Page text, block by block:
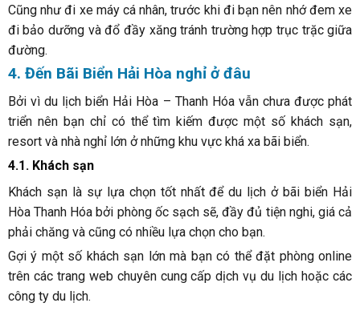
Cũng như đi xe máy cá nhân, trước khi đi bạn nên nhớ đem xe
đi bảo dưỡng và đổ đầy xăng tránh trường hợp trục trặc giữa
đường.
4. Đến Bãi Biển Hải Hòa nghỉ ở đâu
Bởi vì du lịch biển Hải Hòa – Thanh Hóa vẫn chưa được phát
triển nên bạn chỉ có thể tìm kiếm được một số khách sạn,
resort và nhà nghỉ lớn ở những khu vực khá xa bãi biển.
4.1. Khách sạn
Khách sạn là sự lựa chọn tốt nhất để du lịch ở bãi biển Hải
Hòa Thanh Hóa bởi phòng ốc sạch sẽ, đầy đủ tiện nghi, giá cả
phải chăng và cũng có nhiều lựa chọn cho bạn.
Gợi ý một số khách sạn lớn mà bạn có thể đặt phòng online
trên các trang web chuyên cung cấp dịch vụ du lịch hoặc các
công ty du lịch.